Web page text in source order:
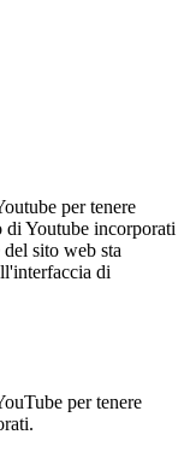
per tenere
di Youtube incorporati
sito web sta
di
per tenere